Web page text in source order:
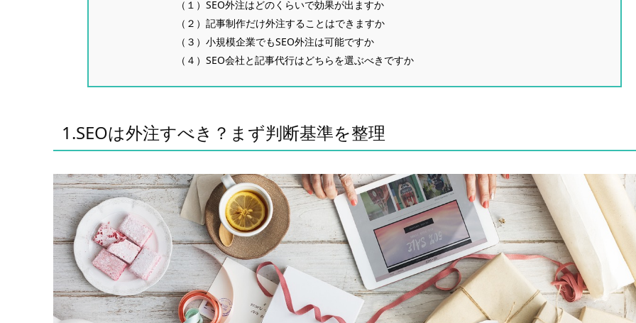
（１）SEO外注はどのくらいで効果が出ますか
（２）記事制作だけ外注することはできますか
（３）小規模企業でもSEO外注は可能ですか
（４）SEO会社と記事代行はどちらを選ぶべきですか
1.SEOは外注すべき？まず判断基準を整理